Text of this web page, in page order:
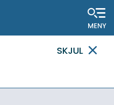
MELDING
SKJUL